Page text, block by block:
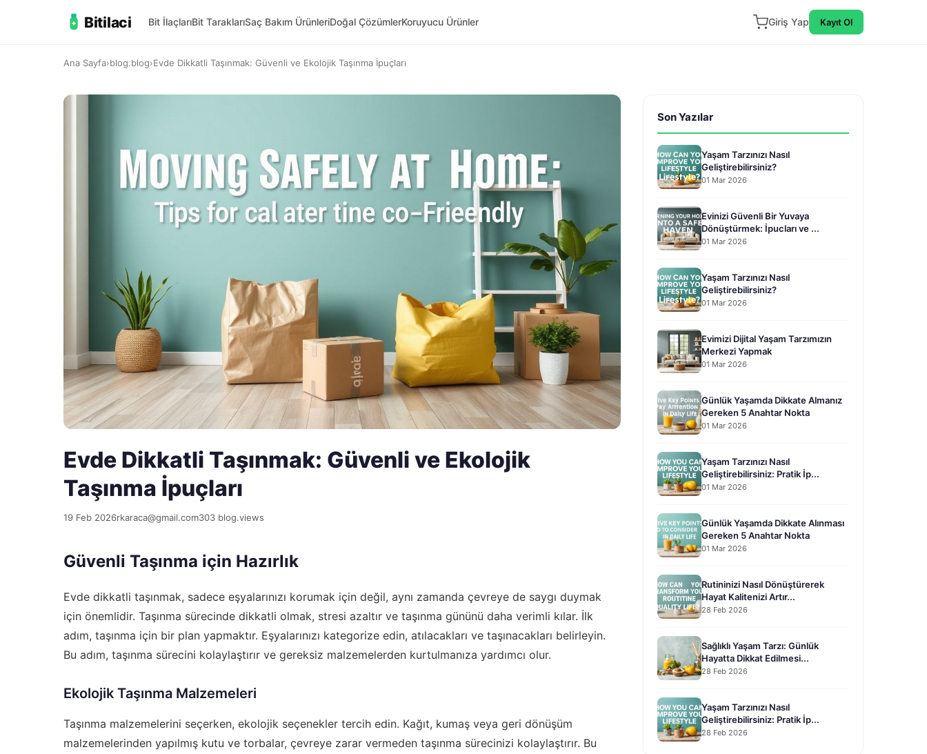
Bitilaci Bit İlaçlarıBit TaraklarıSaç Bakım ÜrünleriDoğal ÇözümlerKoruyucu Ürünler Giriş Yap Kayıt Ol
Ana Sayfa›blog.blog›Evde Dikkatli Taşınmak: Güvenli ve Ekolojik Taşınma İpuçları
Evde Dikkatli Taşınmak: Güvenli ve Ekolojik
Taşınma İpuçları
19 Feb 2026rkaraca@gmail.com303 blog.views
Güvenli Taşınma için Hazırlık
Evde dikkatli taşınmak, sadece eşyalarınızı korumak için değil, aynı zamanda çevreye de saygı duymak
için önemlidir. Taşınma sürecinde dikkatli olmak, stresi azaltır ve taşınma gününü daha verimli kılar. İlk
adım, taşınma için bir plan yapmaktır. Eşyalarınızı kategorize edin, atılacakları ve taşınacakları belirleyin.
Bu adım, taşınma sürecini kolaylaştırır ve gereksiz malzemelerden kurtulmanıza yardımcı olur.
Ekolojik Taşınma Malzemeleri
Taşınma malzemelerini seçerken, ekolojik seçenekler tercih edin. Kağıt, kumaş veya geri dönüşüm
malzemelerinden yapılmış kutu ve torbalar, çevreye zarar vermeden taşınma sürecinizi kolaylaştırır. Bu
Son Yazılar
Yaşam Tarzınızı Nasıl
Geliştirebilirsiniz?
01 Mar 2026
Evinizi Güvenli Bir Yuvaya
Dönüştürmek: İpucları ve ...
01 Mar 2026
Yaşam Tarzınızı Nasıl
Geliştirebilirsiniz?
01 Mar 2026
Evimizi Dijital Yaşam Tarzımızın
Merkezi Yapmak
01 Mar 2026
Günlük Yaşamda Dikkate Almanız
Gereken 5 Anahtar Nokta
01 Mar 2026
Yaşam Tarzınızı Nasıl
Geliştirebilirsiniz: Pratik İp...
01 Mar 2026
Günlük Yaşamda Dikkate Alınması
Gereken 5 Anahtar Nokta
01 Mar 2026
Rutininizi Nasıl Dönüştürerek
Hayat Kalitenizi Artır...
28 Feb 2026
Sağlıklı Yaşam Tarzı: Günlük
Hayatta Dikkat Edilmesi...
28 Feb 2026
Yaşam Tarzınızı Nasıl
Geliştirebilirsiniz: Pratik İp...
28 Feb 2026